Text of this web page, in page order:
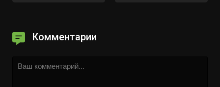
Комментарии